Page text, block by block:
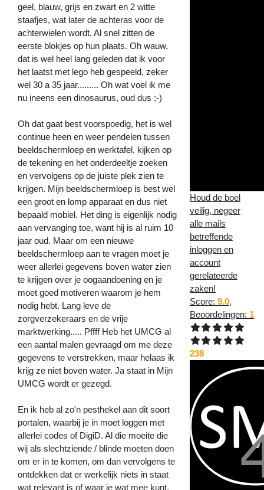
geel, blauw, grijs en zwart en 2 witte
staafjes, wat later de achteras voor de
achterwielen wordt. Al snel zitten de
eerste blokjes op hun plaats. Oh wauw,
dat is wel heel lang geleden dat ik voor
het laatst met lego heb gespeeld, zeker
wel 30 a 35 jaar......... Oh wat voel ik me
nu ineens een dinosaurus, oud dus ;-)
Oh dat gaat best voorspoedig, het is wel
continue heen en weer pendelen tussen
beeldschermloep en werktafel, kijken op
de tekening en het onderdeeltje zoeken
en vervolgens op de juiste plek zien te
krijgen. Mijn beeldschermloep is best wel
een groot en lomp apparaat en dus niet
bepaald mobiel. Het ding is eigenlijk nodig
aan vervanging toe, want hij is al ruim 10
jaar oud. Maar om een nieuwe
beeldschermloep aan te vragen moet je
weer allerlei gegevens boven water zien
te krijgen over je oogaandoening en je
moet goed motiveren waarom je hem
nodig hebt. Lang leve de
zorgverzekeraars en de vrije
marktwerking..... Pffff Heb het UMCG al
een aantal malen gevraagd om me deze
gegevens te verstrekken, maar helaas ik
krijg ze niet boven water. Ja staat in Mijn
UMCG wordt er gezegd.
En ik heb al zo'n pesthekel aan dit soort
portalen, waarbij je in moet loggen met
allerlei codes of DigiD. Al die moeite die
wij als slechtziende / blinde moeten doen
om er in te komen, om dan vervolgens te
ontdekken dat er werkelijk niets in staat
wat relevant is of waar je wat mee kunt.
Houd de boel
veilig, negeer
alle mails
betreffende
inloggen en
account
gerelateerde
zaken!
Score: 9.0,
Beoordelingen: 1
238